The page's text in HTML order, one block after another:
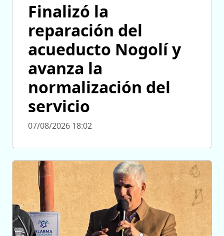
Finalizó la
reparación del
acueducto Nogolí y
avanza la
normalización del
servicio
07/08/2026 18:02